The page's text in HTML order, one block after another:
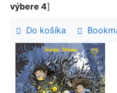
výbere 4]
Do košíka